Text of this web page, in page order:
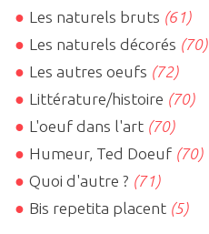
Les naturels bruts (61)
Les naturels décorés (70)
Les autres oeufs (72)
Littérature/histoire (70)
L'oeuf dans l'art (70)
Humeur, Ted Doeuf (70)
Quoi d'autre ? (71)
Bis repetita placent (5)